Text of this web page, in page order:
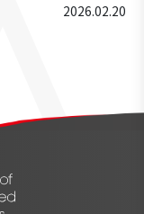
2026.02.20